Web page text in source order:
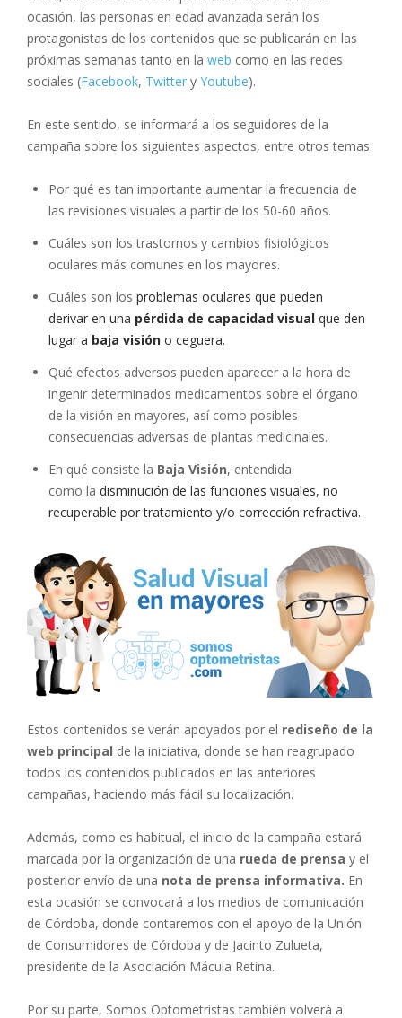
ocasión, las personas en edad avanzada serán los
protagonistas de los contenidos que se publicarán en las
próximas semanas tanto en la web como en las redes
sociales (Facebook, Twitter y Youtube).
En este sentido, se informará a los seguidores de la
campaña sobre los siguientes aspectos, entre otros temas:
Por qué es tan importante aumentar la frecuencia de
las revisiones visuales a partir de los 50-60 años.
Cuáles son los trastornos y cambios fisiológicos
oculares más comunes en los mayores.
Cuáles son los problemas oculares que pueden
derivar en una pérdida de capacidad visual que den
lugar a baja visión o ceguera.
Qué efectos adversos pueden aparecer a la hora de
ingenir determinados medicamentos sobre el órgano
de la visión en mayores, así como posibles
consecuencias adversas de plantas medicinales.
En qué consiste la Baja Visión, entendida
como la disminución de las funciones visuales, no
recuperable por tratamiento y/o corrección refractiva.
Estos contenidos se verán apoyados por el rediseño de la
web principal de la iniciativa, donde se han reagrupado
todos los contenidos publicados en las anteriores
campañas, haciendo más fácil su localización.
Además, como es habitual, el inicio de la campaña estará
marcada por la organización de una rueda de prensa y el
posterior envío de una nota de prensa informativa. En
esta ocasión se convocará a los medios de comunicación
de Córdoba, donde contaremos con el apoyo de la Unión
de Consumidores de Córdoba y de Jacinto Zulueta,
presidente de la Asociación Mácula Retina.
Por su parte, Somos Optometristas también volverá a